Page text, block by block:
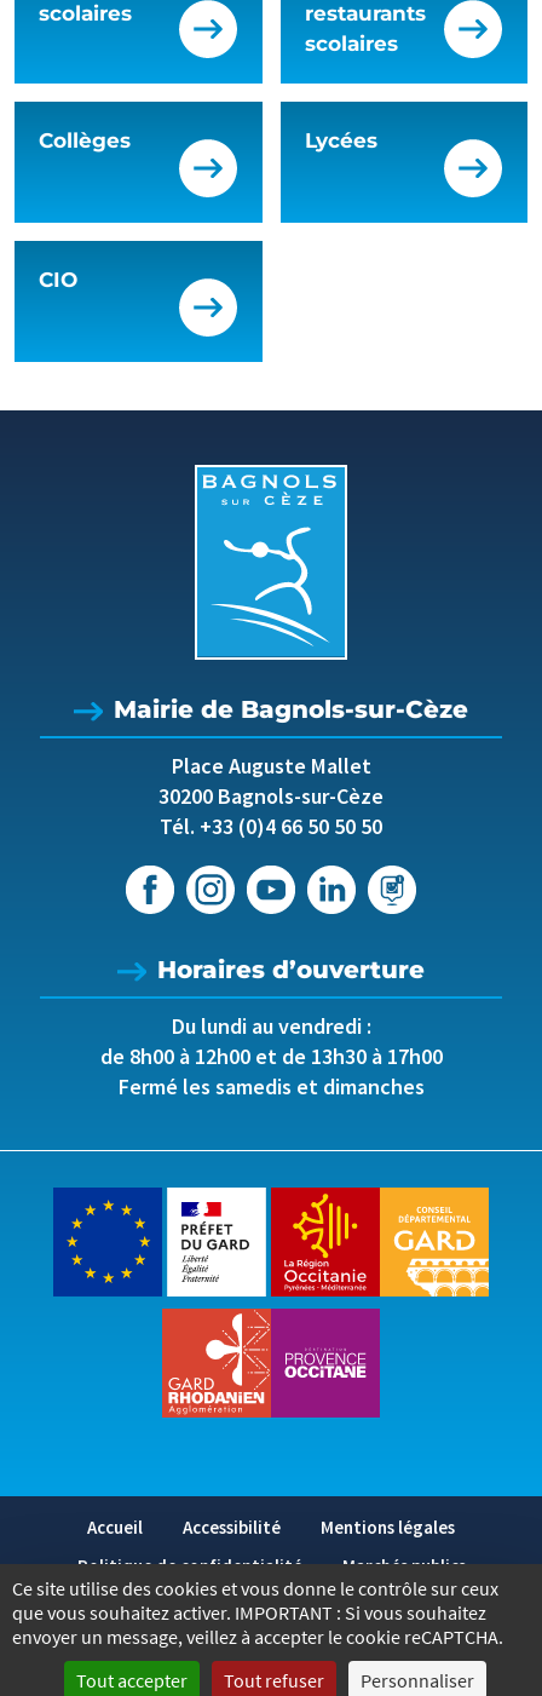
Ce site utilise des cookies et vous donne le contrôle sur ceux
que vous souhaitez activer. IMPORTANT : Si vous souhaitez
envoyer un message, veillez à accepter le cookie reCAPTCHA.
Tout accepter
Tout refuser Personnaliser
scolaires
restaurants
scolaires
Collèges Lycées
CIO
Mairie de Bagnols-sur-Cèze
Place Auguste Mallet
30200 Bagnols-sur-Cèze
Tél. +33 (0)4 66 50 50 50
Horaires d’ouverture
Du lundi au vendredi :
de 8h00 à 12h00 et de 13h30 à 17h00
Fermé les samedis et dimanches
2026- Tous droits réservés - Bagnols-sur-Cèze
Réalisé par © Voix-Off Communication
Accueil Accessibilité
Mentions légales
Politique de confidentialité
Marchés publics